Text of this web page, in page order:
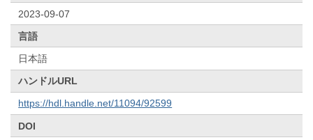
2023-09-07
言語
日本語
ハンドルURL
https://hdl.handle.net/11094/92599
DOI